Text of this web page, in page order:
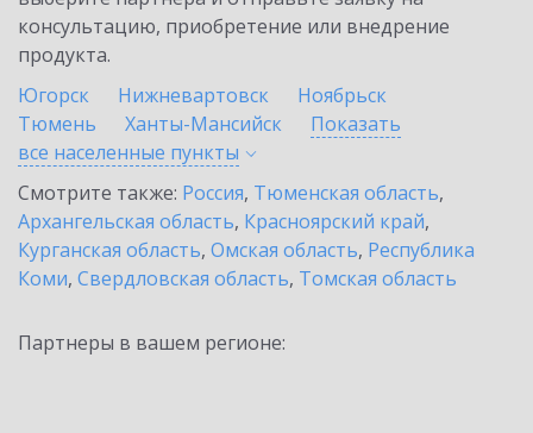
консультацию, приобретение или внедрение
продукта.
Югорск
Нижневартовск
Ноябрьск
Тюмень
Ханты-Мансийск
Показать
все населенные пункты
Смотрите также: Россия, Тюменская область,
Архангельская область, Красноярский край,
Курганская область, Омская область, Республика
Коми, Свердловская область, Томская область
Партнеры в вашем регионе: